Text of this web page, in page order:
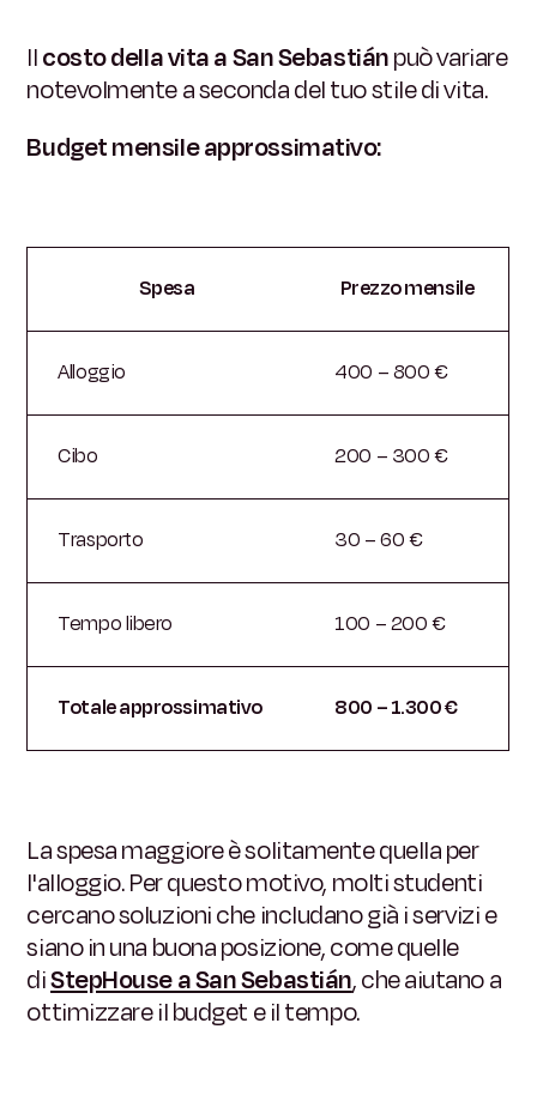
Ilcosto della vita a San Sebastiánpuò variare
notevolmente a seconda del tuo stile di vita.
Budget mensile approssimativo:
Spesa Prezzo mensile
Alloggio 400 – 800 €
Cibo 200 – 300 €
Trasporto 30 – 60 €
Tempo libero 100 – 200 €
Totale approssimativo 800 – 1.300 €
La spesa maggiore è solitamente quella per
l'alloggio. Per questo motivo, molti studenti
cercano soluzioni che includano già i servizi e
siano in una buona posizione, come quelle
diStepHouse a San Sebastián, che aiutano a
ottimizzare il budget e il tempo.